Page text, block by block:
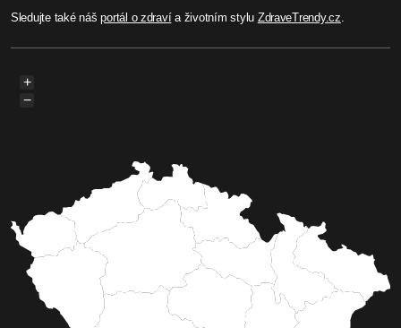
Sledujte také nášportál o zdravía životním stylu ZdraveTrendy.cz
+
−